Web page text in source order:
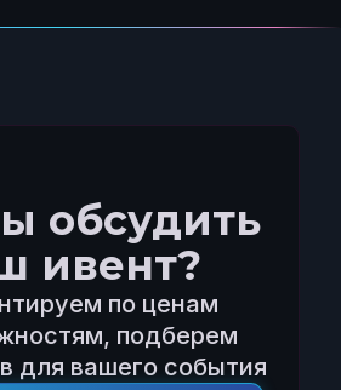
обсудить
ивент?
по ценам
подберем
для вашего события